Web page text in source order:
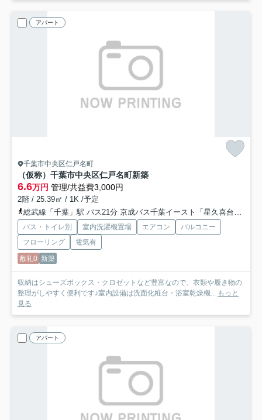
アパート
千葉市中央区仁戸名町
（仮称）千葉市中央区仁戸名町新築
6.6万円 管理/共益費3,000円
2階 / 25.39㎡ / 1K /予定
総武線「千葉」駅 バス21分 京成バス千葉イースト「星久喜台」 停歩4分
バス・トイレ別 室内洗濯機置場 エアコン
バルコニー
フローリング
電気有
敷礼0 新築
収納はシューズボックス・クロゼットなど豊富なので、衣類や履き物の
整理がしやすく便利です♪室内設備は洗面化粧台・浴室乾燥機...
もっと
見る
アパート